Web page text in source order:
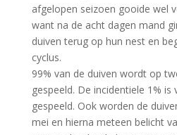
afgelopen seizoen gooide wel
want na de acht dagen mand
duiven terug op hun nest en
cyclus.
99% van de duiven wordt op
gespeeld. De incidentiele 1%
gespeeld. Ook worden de
mei en hierna meteen belicht